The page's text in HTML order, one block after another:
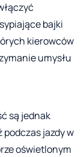
bajki
kierowców
umysłu
są jednak
podczas jazdy w
oświetlonym